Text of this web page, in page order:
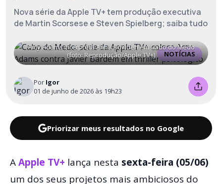
Nova série da Apple TV+ tem produção executiva
de Martin Scorsese e Steven Spielberg; saiba tudo
NOTÍCIAS
Amy Adams interpreta Anna Bowden em Cabo do Medo
(foto: Reprodução/Apple TV+)
Por Igor
01 de junho de 2026 às 19h23
Priorizar meus resultados no Google
AApple TV+ lança nesta sexta-feira (05/06)
um dos seus projetos mais ambiciosos do